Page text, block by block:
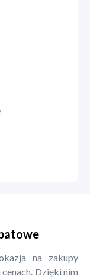
na zakupy
Dzięki nim